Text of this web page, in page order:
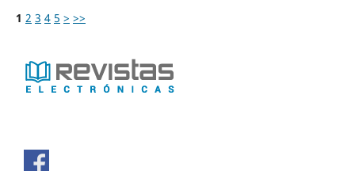
1 2 3 4 5 > >>